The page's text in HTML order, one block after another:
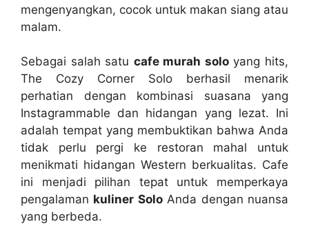
mengenyangkan, cocok untuk makan siang atau
malam.
Sebagai salah satu cafe murah soloyang hits,
The Cozy Corner Solo berhasil menarik
perhatian dengan kombinasi suasana yang
Instagrammable dan hidangan yang lezat. Ini
adalah tempat yang membuktikan bahwa Anda
tidak perlu pergi ke restoran mahal untuk
menikmati hidangan Western berkualitas. Cafe
ini menjadi pilihan tepat untuk memperkaya
pengalaman kuliner SoloAnda dengan nuansa
yang berbeda.